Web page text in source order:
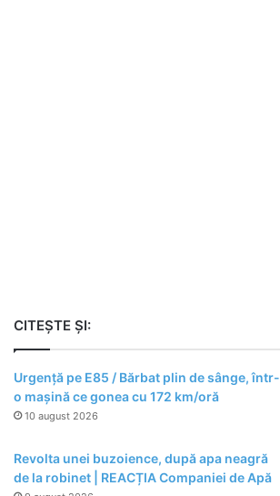
CITEȘTE ȘI:
Urgență pe E85 / Bărbat plin de sânge, într-
o mașină ce gonea cu 172 km/oră
10 august 2026
Revolta unei buzoience, după apa neagră
de la robinet | REACȚIA Companiei de Apă